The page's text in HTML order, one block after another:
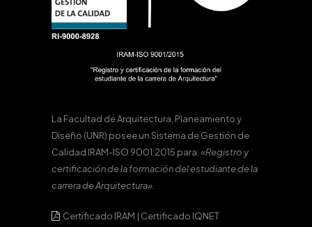
La Facultad de Arquitectura, Planeamiento y
Diseño (UNR) posee un Sistema de Gestión de
Calidad IRAM-ISO 9001:2015 para:«Registro y
certificación de la formación del estudiante de la
carrera de Arquitectura».
Certificado IRAM | Certificado IQNET